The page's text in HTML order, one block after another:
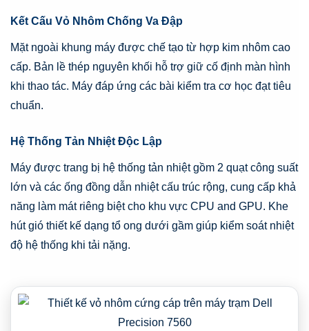
Kết Cấu Vỏ Nhôm Chống Va Đập
Mặt ngoài khung máy được chế tạo từ hợp kim nhôm cao
cấp. Bản lề thép nguyên khối hỗ trợ giữ cố định màn hình
khi thao tác. Máy đáp ứng các bài kiểm tra cơ học đạt tiêu
chuẩn.
Hệ Thống Tản Nhiệt Độc Lập
Máy được trang bị hệ thống tản nhiệt gồm 2 quạt công suất
lớn và các ống đồng dẫn nhiệt cấu trúc rộng, cung cấp khả
năng làm mát riêng biệt cho khu vực CPU and GPU. Khe
hút gió thiết kế dạng tổ ong dưới gầm giúp kiểm soát nhiệt
độ hệ thống khi tải nặng.